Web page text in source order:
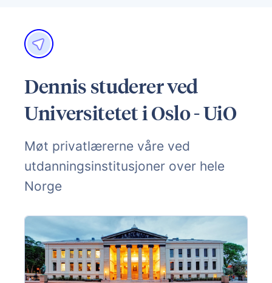
Dennis studerer ved
Universitetet i Oslo - UiO
Møt privatlærerne våre ved
utdanningsinstitusjoner over hele
Norge